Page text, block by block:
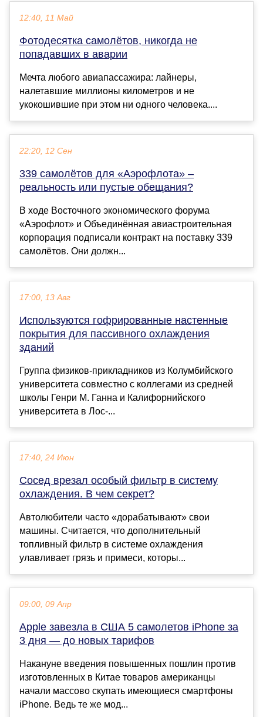
12:40, 11 Май
Фотодесятка самолётов, никогда не
попадавших в аварии
Мечта любого авиапассажира: лайнеры,
налетавшие миллионы километров и не
укокошившие при этом ни одного человека....
22:20, 12 Сен
339 самолётов для «Аэрофлота» –
реальность или пустые обещания?
В ходе Восточного экономического форума
«Аэрофлот» и Объединённая авиастроительная
корпорация подписали контракт на поставку 339
самолётов. Они должн...
17:00, 13 Авг
Используются гофрированные настенные
покрытия для пассивного охлаждения
зданий
Группа физиков-прикладников из Колумбийского
университета совместно с коллегами из средней
школы Генри М. Ганна и Калифорнийского
университета в Лос-...
17:40, 24 Июн
Сосед врезал особый фильтр в систему
охлаждения. В чем секрет?
Автолюбители часто «дорабатывают» свои
машины. Считается, что дополнительный
топливный фильтр в системе охлаждения
улавливает грязь и примеси, которы...
09:00, 09 Апр
Apple завезла в США 5 самолетов iPhone за
3 дня — до новых тарифов
Накануне введения повышенных пошлин против
изготовленных в Китае товаров американцы
начали массово скупать имеющиеся смартфоны
iPhone. Ведь те же мод...